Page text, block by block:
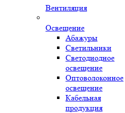
Вентиляция
Освещение
Абажуры
Светильники
Светодиодное
освещение
Оптоволоконное
освещение
Кабельная
продукция